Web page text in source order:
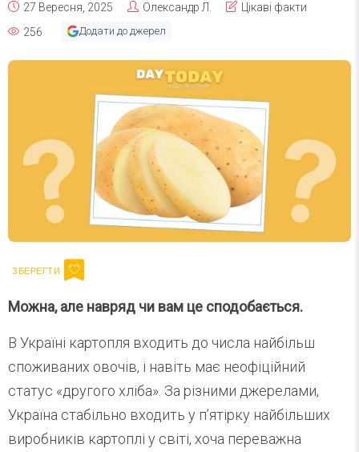
27 Вересня, 2025 Олександр Л.
Цікаві факти
256
Додати до джерел
Можна, але навряд чи вам це сподобається.
В Україні картопля входить до числа найбільш
споживаних овочів, і навіть має неофіційний
статус «другого хліба». За різними джерелами,
Україна стабільно входить у п’ятірку найбільших
виробників картоплі у світі, хоча переважна